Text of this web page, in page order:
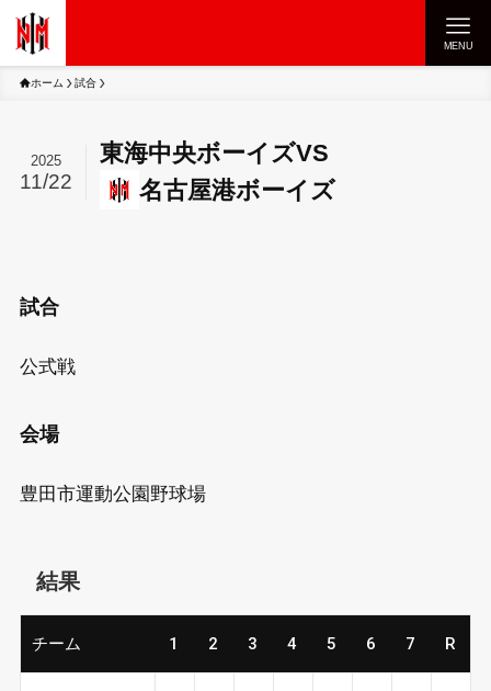
MENU
ホーム 試合
東海中央ボーイズVS
名古屋港ボーイズ
2025
11/22
試合
公式戦
会場
豊田市運動公園野球場
結果
チーム 1 2 3 4 5 6 7 R